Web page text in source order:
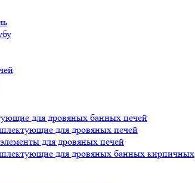
для дровяных банных печей
для дровяных печей
для дровяных печей
для дровяных банных кирпичных